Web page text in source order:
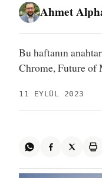
Ahmet
Bu haftanın
Chrome, Future of
11 EYLÜL 2023